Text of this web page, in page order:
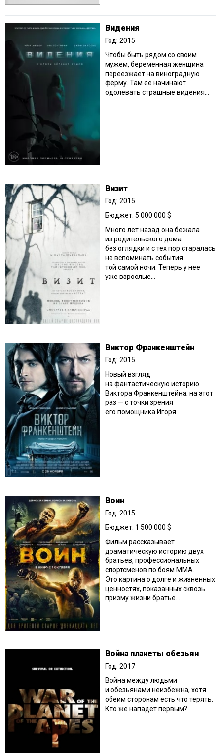
Видения
Год: 2015
Чтобы быть рядом со своим
мужем, беременная женщина
переезжает на виноградную
ферму. Там ее начинают
одолевать страшные видения…
Визит
Год: 2015
Бюджет: 5 000 000 $
Много лет назад она бежала
из родительского дома
без оглядки и с тех пор старалась
не вспоминать события
той самой ночи. Теперь у нее
уже взрослые...
Виктор Франкенштейн
Год: 2015
Новый взгляд
на фантастическую историю
Виктора Франкенштейна, на этот
раз — с точки зрения
его помощника Игоря.
Воин
Год: 2015
Бюджет: 1 500 000 $
Фильм рассказывает
драматическую историю двух
братьев, профессиональных
спортсменов по боям ММА.
Это картина о долге и жизненных
ценностях, показанных сквозь
призму жизни братье...
Война планеты обезьян
Год: 2017
Война между людьми
и обезьянами неизбежна, хотя
обеим сторонам есть что терять.
Кто же нападет первым?